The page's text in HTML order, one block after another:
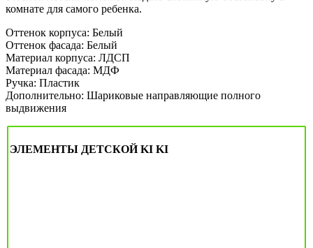
комнате для самого ребенка.
Оттенок корпуса: Белый
Оттенок фасада: Белый
Материал корпуса: ЛДСП
Материал фасада: МДФ
Ручка: Пластик
Дополнительно: Шариковые направляющие полного
выдвижения
ЭЛЕМЕНТЫ ДЕТСКОЙ KI KI